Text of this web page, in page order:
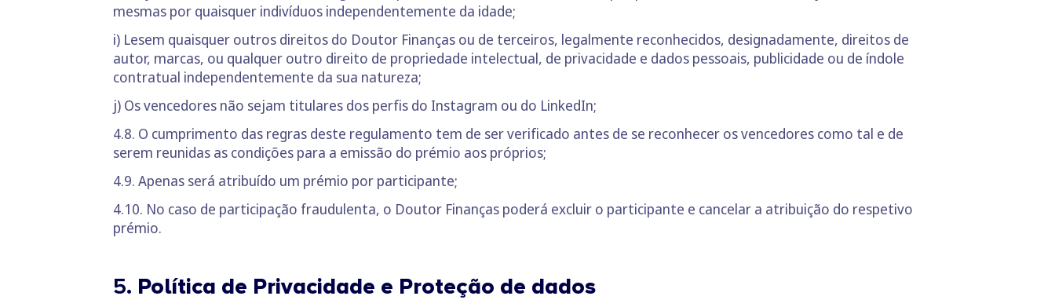
mesmas por quaisquer indivíduos independentemente da idade;
i) Lesem quaisquer outros direitos do Doutor Finanças ou de terceiros, legalmente reconhecidos, designadamente, direitos de
autor, marcas, ou qualquer outro direito de propriedade intelectual, de privacidade e dados pessoais, publicidade ou de índole
contratual independentemente da sua natureza;
j) Os vencedores não sejam titulares dos perfis do Instagram ou do LinkedIn;
4.8. O cumprimento das regras deste regulamento tem de ser verificado antes de se reconhecer os vencedores como tal e de
serem reunidas as condições para a emissão do prémio aos próprios;
4.9. Apenas será atribuído um prémio por participante;
4.10. No caso de participação fraudulenta, o Doutor Finanças poderá excluir o participante e cancelar a atribuição do respetivo
prémio.
5. Política de Privacidade e Proteção de dados